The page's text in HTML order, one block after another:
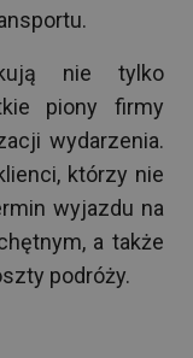
nie tylko
piony firmy
wydarzenia.
którzy nie
wyjazdu na
a także
podróży.